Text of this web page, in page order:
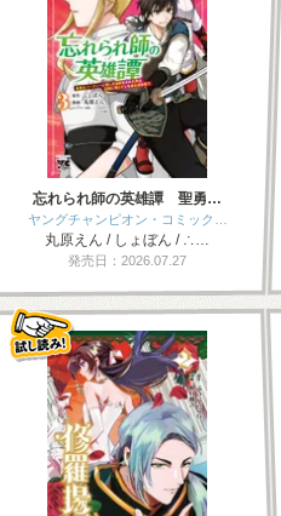
忘れられ師の英雄譚 聖勇…
ヤングチャンピオン・コミック…
丸原えん / しょぼん / ∴…
発売日：2026.07.27